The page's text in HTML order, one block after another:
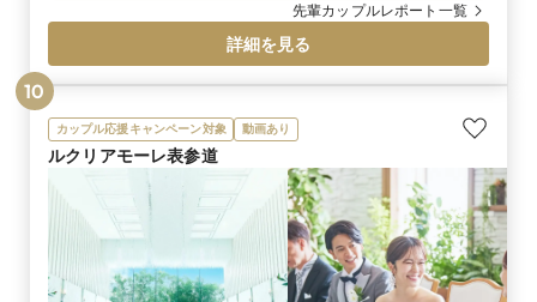
に動き回れるスタイル」という大枠を決め、そこか
らアイデアを少しずつ加えて行きました♪ ・ゲスト
が会話をしやすいよう、高さが出過ぎない装花 ・謎
ト席に！ ・お酒好きのご友人にあわせたドリンク
チョイス などなど…とことんゲスト目線で考え、
おもてなしを大切にしたお式でした。
先輩カップルレポート一覧
詳細を見る
カップル応援キャンペーン対象 動画あり
ルクリアモーレ表参道
10